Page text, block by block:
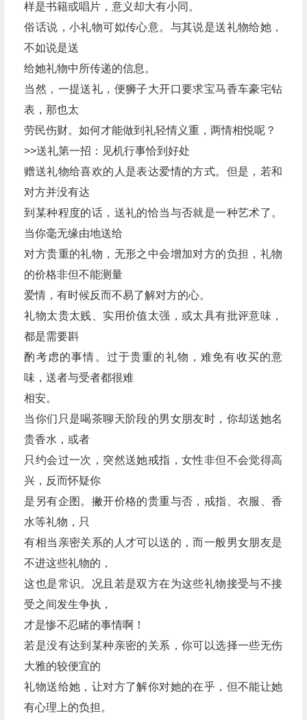
样是书籍或唱片，意义却大有小同。
俗话说，小礼物可姒传心意。与其说是送礼物给她，
不如说是送
给她礼物中所传递的信息。
当然，一提送礼，便狮子大开口要求宝马香车豪宅钻
表，那也太
劳民伤财。如何才能做到礼轻情义重，两情相悦呢？
>>送礼第一招：见机行事恰到好处
赠送礼物给喜欢的人是表达爱情的方式。但是，若和
对方并没有达
到某种程度的话，送礼的恰当与否就是一种艺术了。
当你毫无缘由地送给
对方贵重的礼物，无形之中会增加对方的负担，礼物
的价格非但不能测量
爱情，有时候反而不易了解对方的心。
礼物太贵太贱、实用价值太强，或太具有批评意味，
都是需要斟
酌考虑的事情。过于贵重的礼物，难免有收买的意
味，送者与受者都很难
相安。
当你们只是喝茶聊天阶段的男女朋友时，你却送她名
贵香水，或者
只约会过一次，突然送她戒指，女性非但不会觉得高
兴，反而怀疑你
是另有企图。撇开价格的贵重与否，戒指、衣服、香
水等礼物，只
有相当亲密关系的人才可以送的，而一般男女朋友是
不进这些礼物的，
这也是常识。况且若是双方在为这些礼物接受与不接
受之间发生争执，
才是惨不忍睹的事情啊！
若是没有达到某种亲密的关系，你可以选择一些无伤
大雅的较便宜的
礼物送给她，让对方了解你对她的在乎，但不能让她
有心理上的负担。